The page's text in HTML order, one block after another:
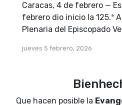
Caracas, 4 de febrero —
febrero dio inicio la 125.ª
Plenaria del Episcopado
jueves 5 febrero, 2026
Que hacen posible la